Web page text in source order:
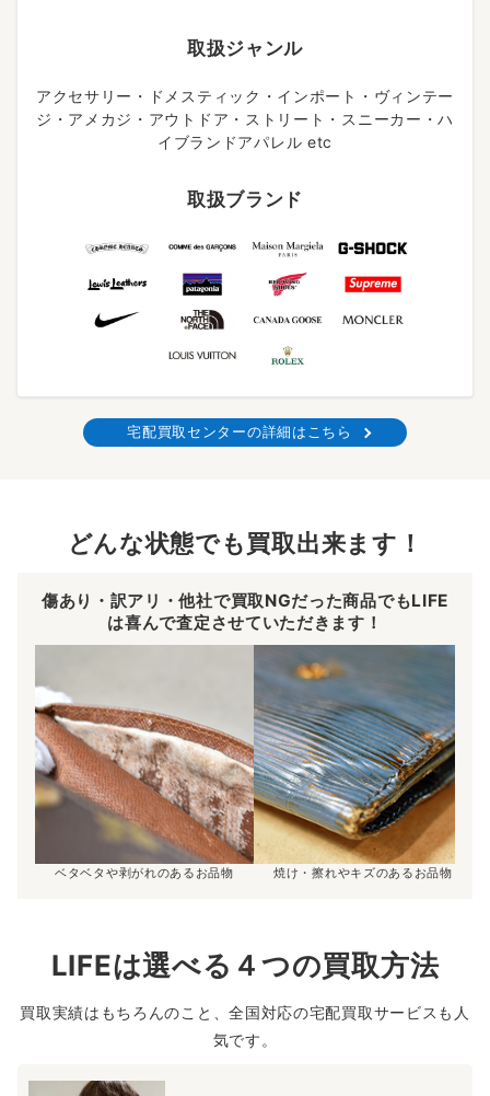
取扱ジャンル
アクセサリー・ドメスティック・インポート・ヴィンテー
ジ・アメカジ・アウトドア・ストリート・スニーカー・ハ
イブランドアパレル etc
取扱ブランド
宅配買取センターの詳細はこちら
どんな状態でも買取出来ます！
傷あり・訳アリ・他社で買取NGだった商品でもLIFE
は喜んで査定させていただきます！
ベタベタや剥がれのあるお品物 焼け・擦れやキズのあるお品物
LIFEは選べる４つの買取方法
買取実績はもちろんのこと、全国対応の宅配買取サービスも人
気です。